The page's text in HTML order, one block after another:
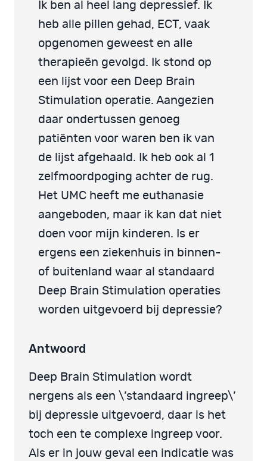
Ik ben al heel lang depressief. Ik
heb alle pillen gehad, ECT, vaak
opgenomen geweest en alle
therapieën gevolgd. Ik stond op
een lijst voor een Deep Brain
Stimulation operatie. Aangezien
daar ondertussen genoeg
patiënten voor waren ben ik van
de lijst afgehaald. Ik heb ook al 1
zelfmoordpoging achter de rug.
Het UMC heeft me euthanasie
aangeboden, maar ik kan dat niet
doen voor mijn kinderen. Is er
ergens een ziekenhuis in binnen-
of buitenland waar al standaard
Deep Brain Stimulation operaties
worden uitgevoerd bij depressie?
Antwoord
Deep Brain Stimulation wordt
nergens als een \’standaard ingreep\’
bij depressie uitgevoerd, daar is het
toch een te complexe ingreep voor.
Als er in jouw geval een indicatie was